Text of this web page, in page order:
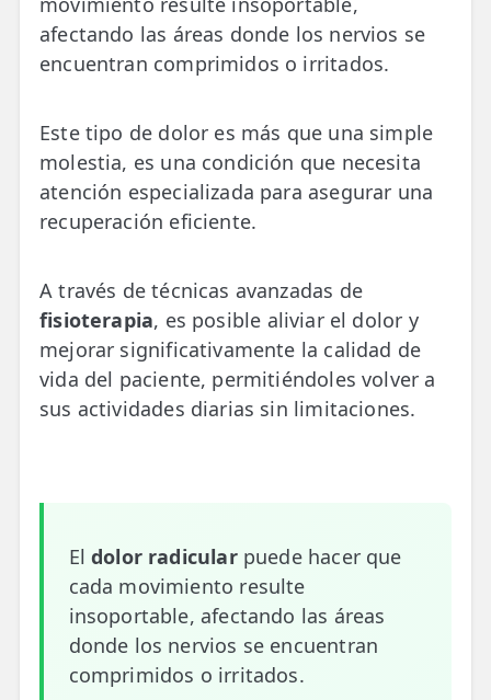
💆‍♀️ Tratamientos
😓 Síntomas
📰 Blog
🏢 Empresas
🔍 Buscador Clínicas
📍 Barrio del Pilar
📍 Chamberí - Centro
📍 Getafe
TIENDA
🛍️ Tienda Bonos
afectando las áreas donde los nervios se
encuentran comprimidos o irritados.
Este tipo de dolor es más que una simple
molestia, es una condición que necesita
atención especializada para asegurar una
recuperación eficiente.
A través de técnicas avanzadas de
fisioterapia, es posible aliviar el dolor y
mejorar significativamente la calidad de
vida del paciente, permitiéndoles volver a
sus actividades diarias sin limitaciones.
Eldolor radicularpuede hacer que
cada movimiento resulte
insoportable, afectando las áreas
donde los nervios se encuentran
comprimidos o irritados.